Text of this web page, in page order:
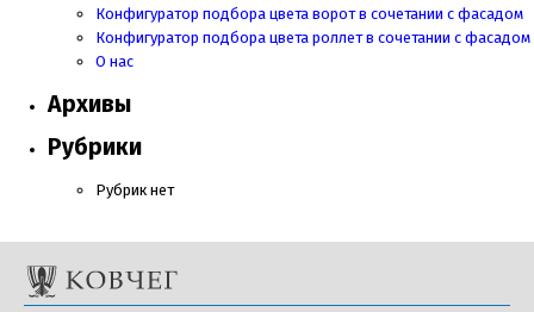
Конфигуратор подбора цвета ворот в сочетании с фасадом
Конфигуратор подбора цвета роллет в сочетании с фасадом
О нас
Архивы
Рубрики
Рубрик нет